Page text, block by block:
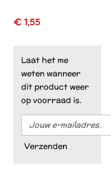
€ 1,55
Laat het me
weten wanneer
dit product weer
op voorraad is.
Verzenden